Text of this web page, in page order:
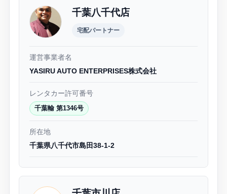
千葉八千代店
宅配パートナー
運営事業者名
YASIRU AUTO ENTERPRISES株式会社
レンタカー許可番号
千葉輸 第1346号
所在地
千葉県八千代市島田38-1-2